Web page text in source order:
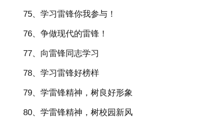
75、学习雷锋你我参与！
76、争做现代的雷锋！
77、向雷锋同志学习
78、学习雷锋好榜样
79、学雷锋精神，树良好形象
80、学雷锋精神，树校园新风